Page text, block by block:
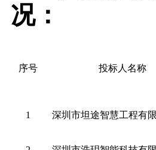
况：
序号 投标人名称
1 深圳市坦途智慧工程有